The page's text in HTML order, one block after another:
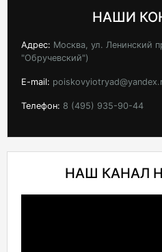
НАШИ
Адрес: Москва, ул. Ленинский
"Обручевский")
E-mail:
Телефон: 8 (495) 935-90-44
НАШ КАНАЛ